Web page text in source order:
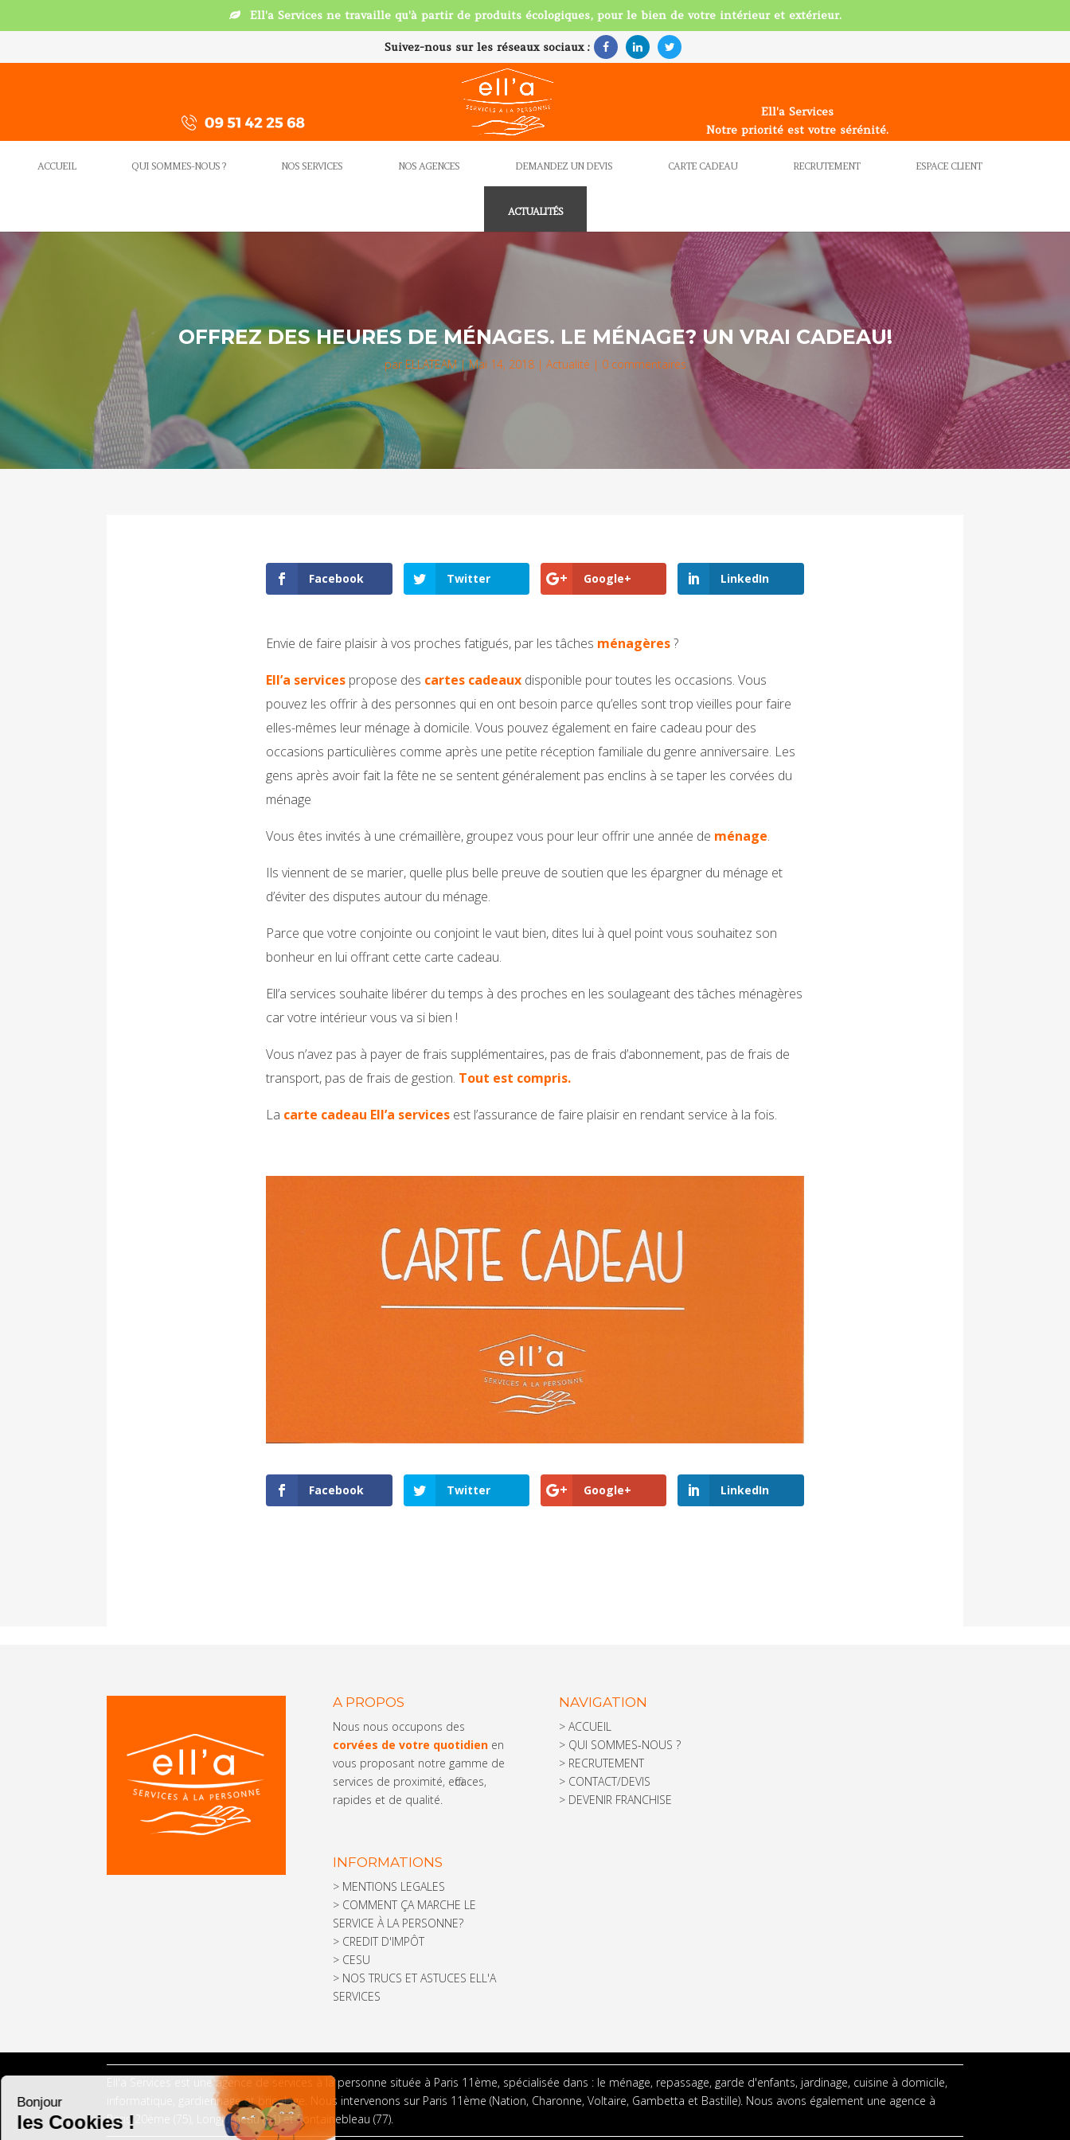
Ell'a Services ne travaille qu'à partir de produits écologiques, pour le bien de votre intérieur et extérieur.
Suivez-nous sur les réseaux sociaux :
Ell'a Services
Notre priorité est votre sérénité.
ACCUEIL QUI SOMMES-NOUS ? NOS SERVICES NOS AGENCES DEMANDEZ UN DEVIS CARTE CADEAU RECRUTEMENT ESPACE CLIENT
ACTUALITÉS
OFFREZ DES HEURES DE MÉNAGES. LE MÉNAGE? UN VRAI CADEAU!
par ELLATEAM|Mai 14, 2018| Actualité | 0 commentaires
Facebook Twitter Google+ LinkedIn
Envie de faire plaisir à vos proches fatigués, par les tâches ménagères?
Ell’a services propose des cartes cadeaux disponible pour toutes les occasions. Vous
pouvez les offrir à des personnes qui en ont besoin parce qu’elles sont trop vieilles pour faire
elles-mêmes leur ménage à domicile. Vous pouvez également en faire cadeau pour des
occasions particulières comme après une petite réception familiale du genre anniversaire. Les
gens après avoir fait la fête ne se sentent généralement pas enclins à se taper les corvées du
ménage
Vous êtes invités à une crémaillère, groupez vous pour leur offrir une année de ménage.
Ils viennent de se marier, quelle plus belle preuve de soutien que les épargner du ménage et
d’éviter des disputes autour du ménage.
Parce que votre conjointe ou conjoint le vaut bien, dites lui à quel point vous souhaitez son
bonheur en lui offrant cette carte cadeau.
Ell’a services souhaite libérer du temps à des proches en les soulageant des tâches ménagères
car votre intérieur vous va si bien !
Vous n’avez pas à payer de frais supplémentaires, pas de frais d’abonnement, pas de frais de
transport, pas de frais de gestion. Tout est compris.
La carte cadeau Ell’a services est l’assurance de faire plaisir en rendant service à la fois.
Facebook Twitter Google+ LinkedIn
A PROPOS
Nous nous occupons des
corvées de votre quotidienen
vous proposant notre gamme de
services de proximité, efficaces,
rapides et de qualité.
NAVIGATION
> ACCUEIL
>QUI SOMMES-NOUS ?
> RECRUTEMENT
>CONTACT/DEVIS
> DEVENIR FRANCHISE
INFORMATIONS
> MENTIONS LEGALES
> COMMENT ÇA MARCHE LE
SERVICE À LA PERSONNE?
> CREDIT D'IMPÔT
> CESU
> NOS TRUCS ET ASTUCES ELL'A
SERVICES
Ell'a Services est une agence de services à la personne située à Paris 11ème, spécialisée dans : le ménage, repassage, garde d'enfants, jardinage, cuisine à domicile,
informatique, gardiennage et bricolage. Nous intervenons sur Paris 11ème (Nation, Charonne, Voltaire, Gambetta et Bastille). Nous avons également une agence à
Paris 20ème (75), Longjumeau (91) et Fontainebleau (77).